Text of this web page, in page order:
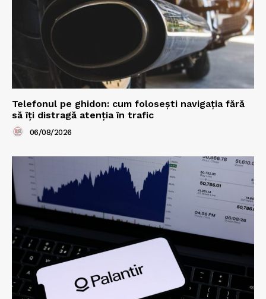
Telefonul pe ghidon: cum folosești navigația fără
să îți distragă atenția în trafic
06/08/2026